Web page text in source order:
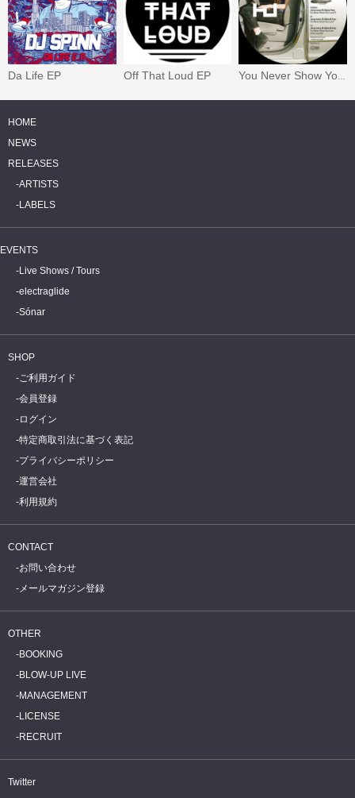
Da Life EP Off That Loud EP
HOME
NEWS
RELEASES
ARTISTS
LABELS
EVENTS
Live Shows / Tours
electraglide
Sónar
SHOP
ご利用ガイド
会員登録
ログイン
特定商取引法に基づく表記
プライバシーポリシー
運営会社
利用規約
CONTACT
お問い合わせ
メールマガジン登録
OTHER
BOOKING
BLOW-UP LIVE
MANAGEMENT
LICENSE
RECRUIT
Twitter